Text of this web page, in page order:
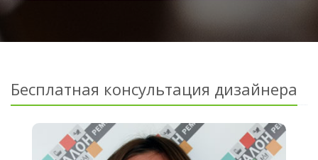
Бесплатная консультация дизайнера